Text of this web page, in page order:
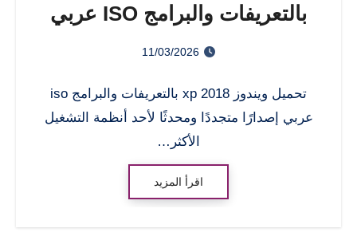
بالتعريفات والبرامج ISO عربي
11/03/2026
تحميل ويندوز xp 2018 بالتعريفات والبرامج iso
عربي إصدارًا متجددًا ومحدثًا لأحد أنظمة التشغيل
الأكثر…
اقرأ المزيد